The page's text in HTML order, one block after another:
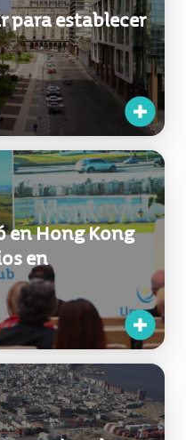
para establecer
en Hong Kong
en